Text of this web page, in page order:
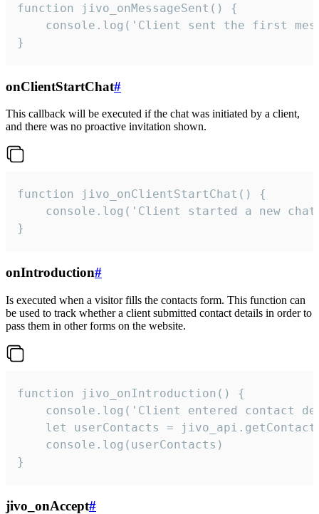
function jivo_onMessageSent() {
console.log('Client sent the first
}
onClientStartChat#
This callback will be executed if the chat was initiated by a client,
and there was no proactive invitation shown.
function jivo_onClientStartChat() {
console.log('Client started a new
}
onIntroduction#
Is executed when a visitor fills the contacts form. This function can
be used to track whether a client submitted contact details in order to
pass them in other forms on the website.
function jivo_onIntroduction() {
console.log('Client entered contact
let userContacts =
    console.log(userContacts)
}
jivo_onAccept#